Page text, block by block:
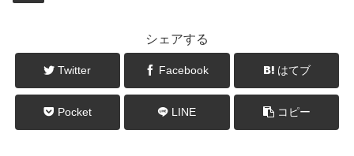
シェアする
Twitter Facebook はてブ
Pocket LINE コピー